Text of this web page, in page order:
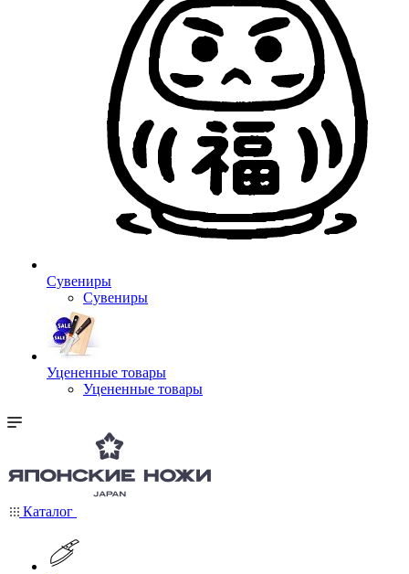
Сувениры
Сувениры
Уцененные товары
Уцененные товары
Каталог